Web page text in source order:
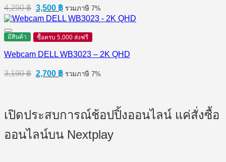
4,290฿ Original
price
was:
4,290 ฿.
3,500 ฿Current
price
is:
3,500 ฿.
รวมภาษี 7%
มีสินค้า ซื้อครบ 5,000 ส่งฟรี
Webcam DELL WB3023 – 2K QHD
3,190฿ Original
price
2,700 ฿Current
price
รวมภาษี 7%
เปิดประสบการณ์ช้อปปิ้งออนไลน์ แค่สั่งซื้อ
ออนไลน์บน Nextplay